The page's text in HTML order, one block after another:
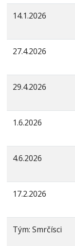
14.1.2026
27.4.2026
29.4.2026
1.6.2026
4.6.2026
17.2.2026
Tým: Smrčísci